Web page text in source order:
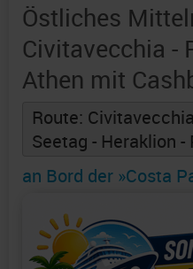
Östliches
Civitavecchia -
Athen mit
Route:
Seetag - Heraklion -
an Bord der »Costa